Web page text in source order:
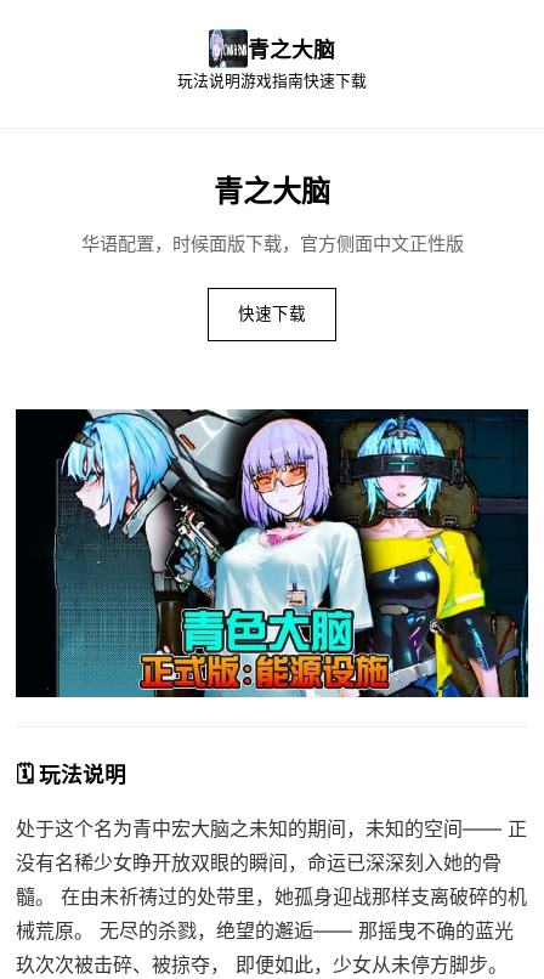
青之大脑
玩法说明游戏指南快速下载
青之大脑
华语配置，时候面版下载，官方侧面中文正性版
快速下载
🗓️ 玩法说明
处于这个名为青中宏大脑之未知的期间，未知的空间—— 正
没有名稀少女睁开放双眼的瞬间，命运已深深刻入她的骨
髓。 在由未祈祷过的处带里，她孤身迎战那样支离破碎的机
械荒原。 无尽的杀戮，绝望的邂逅—— 那摇曳不确的蓝光
玖次次被击碎、被掠夺， 即便如此，少女从未停方脚步。